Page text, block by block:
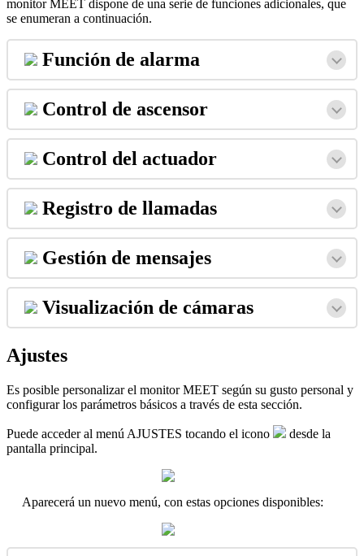
monitor MEET dispone de una serie de funciones adicionales, que
se enumeran a continuación.
Función de alarma
Control de ascensor
Control del actuador
Registro de llamadas
Gestión de mensajes
Visualización de cámaras
Ajustes
Es posible personalizar el monitor MEET según su gusto personal y
configurar los parámetros básicos a través de esta sección.
Puede acceder al menú AJUSTES tocando el icono desde la
pantalla principal.
Aparecerá un nuevo menú, con estas opciones disponibles: